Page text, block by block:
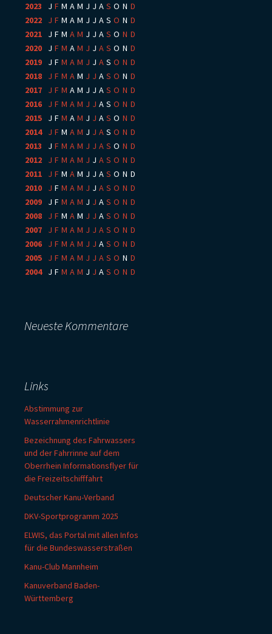
2023
J F M A M J J A S O N D
2022
J F M A M J J A S O N D
2021
J F M A M J J A S O N D
2020
J F M A M J J A S O N D
2019
J F M A M J J A S O N D
2018
J F M A M J J A S O N D
2017
J F M A M J J A S O N D
2016
J F M A M J J A S O N D
2015
J F M A M J J A S O N D
2014: J F M A M J J A S O N D
2013
J F M A M J J A S O N D
2012
J F M A M J J A S O N D
2011
J F M A M J J A S O N D
2010
J F M A M J J A S O N D
2009
J F M A M J J A S O N D
2008
J F M A M J J A S O N D
2007
J F M A M J J A S O N D
2006
J F M A M J J A S O N D
2005
J F M A M J J A S O N D
2004: J F M A M J J A S O N D
Neueste Kommentare
Links
Abstimmung zur
Wasserrahmenrichtlinie
Bezeichnung des Fahrwassers
und der Fahrrinne auf dem
Oberrhein Informationsflyer für
die Freizeitschifffahrt
Deutscher Kanu-Verband
DKV-Sportprogramm 2025
ELWIS, das Portal mit allen Infos
für die Bundeswasserstraßen
Kanu-Club Mannheim
Kanuverband Baden-
Württemberg